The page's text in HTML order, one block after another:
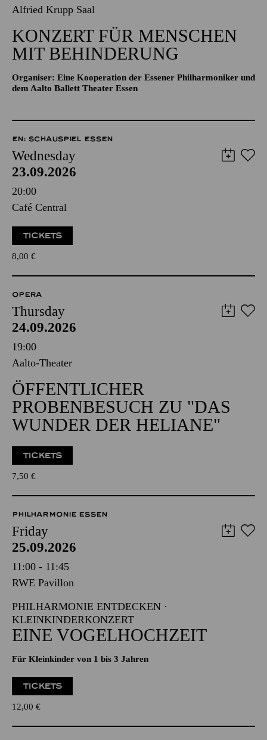
Alfried Krupp Saal
KONZERT FÜR MENSCHEN
MIT BEHINDERUNG
Organiser: Eine Kooperation der Essener Philharmoniker und
dem Aalto Ballett Theater Essen
EN: SCHAUSPIEL ESSEN
Wednesday
23.09.2026
20:00
Café Central
TICKETS
8,00 €
OPERA
Thursday
24.09.2026
19:00
Aalto-Theater
ÖFFENTLICHER
PROBENBESUCH ZU "DAS
WUNDER DER HELIANE"
TICKETS
7,50 €
PHILHARMONIE ESSEN
Friday
25.09.2026
11:00 - 11:45
RWE Pavillon
PHILHARMONIE ENTDECKEN ·
KLEINKINDERKONZERT
EINE VOGELHOCHZEIT
Für Kleinkinder von 1 bis 3 Jahren
TICKETS
12,00 €